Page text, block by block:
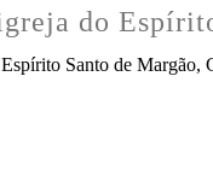
do
Santo de Margão,